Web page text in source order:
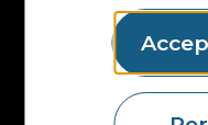
Formes
Etagères
Accessoires
Plans vasques